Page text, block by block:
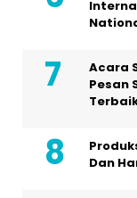
Acara
Pesan
Dan